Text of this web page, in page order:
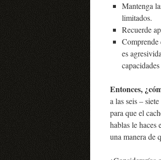
Mantenga
limitados.
Recuerde
es
Entonces,
a las seis –
para que el
hablas le haces
una manera de